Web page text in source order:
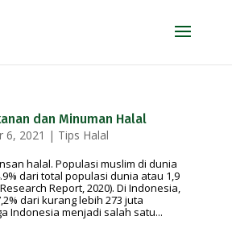
dan Minuman Halal
6, 2021 | Tips Halal
halal. Populasi muslim di dunia
dari total populasi dunia atau 1,9
Report, 2020). Di Indonesia,
dari kurang lebih 273 juta
Indonesia menjadi salah satu...